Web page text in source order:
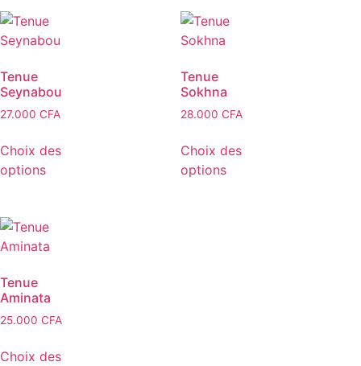
Tenue
Seynabou
27.000 CFA
Choix des
options
Tenue
Sokhna
28.000 CFA
Choix des
options
Tenue
Aminata
25.000 CFA
Choix des